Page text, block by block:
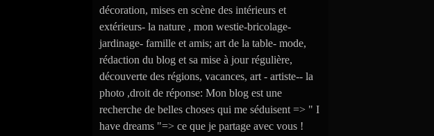
décoration, mises en scène des intérieurs et
extérieurs- la nature , mon westie-bricolage-
jardinage- famille et amis; art de la table- mode,
rédaction du blog et sa mise à jour régulière,
découverte des régions, vacances, art - artiste-- la
photo ,droit de réponse: Mon blog est une
recherche de belles choses qui me séduisent => " I
have dreams "=> ce que je partage avec vous !